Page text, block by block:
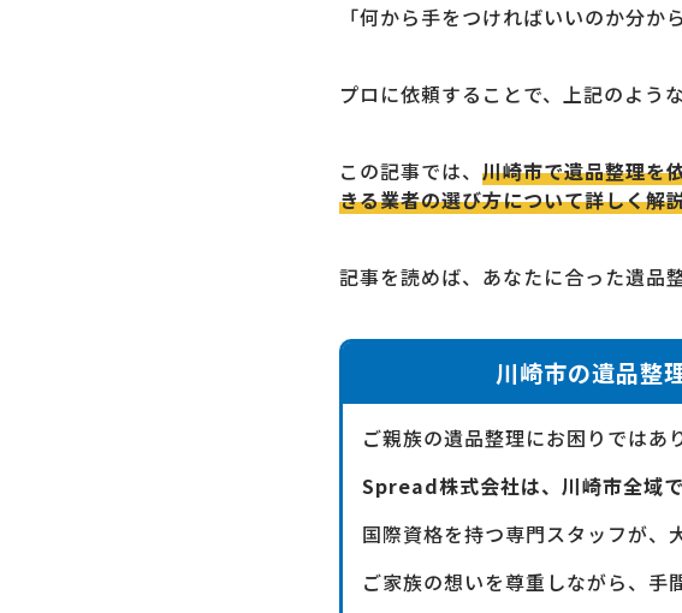
「何から手をつければいいのか分か
プロに依頼することで、上記のよう
この記事では、 川崎市で遺品整理を
きる業者の選び方について詳しく解
記事を読めば、あなたに合った遺品
川崎市の遺品整
ご親族の遺品整理にお困りではあ
Spread株式会社は、川崎市全域
国際資格を持つ専門スタッフが、
ご家族の想いを尊重しながら、手